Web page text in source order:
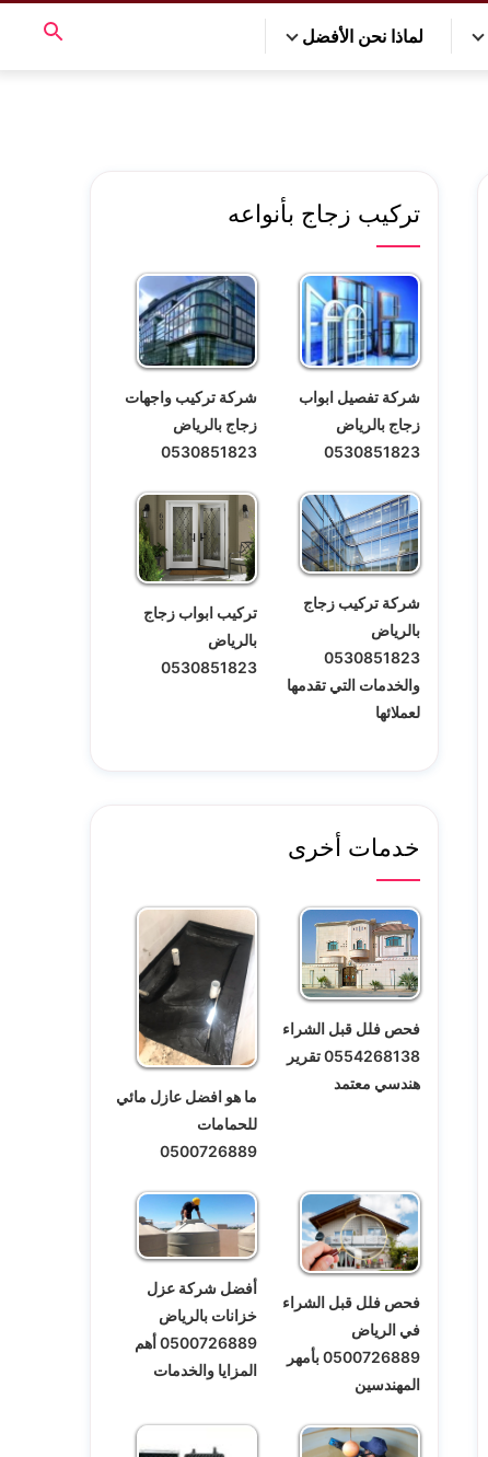
لماذا نحن الأفضل
تركيب زجاج بأنواعه
شركة تفصيل ابواب
زجاج بالرياض
0530851823
شركة تركيب واجهات
زجاج بالرياض
0530851823
شركة تركيب زجاج
بالرياض
0530851823
والخدمات التي تقدمها
لعملائها
تركيب ابواب زجاج
بالرياض
0530851823
خدمات أخرى
فحص فلل قبل الشراء
0554268138 تقرير
هندسي معتمد
ما هو افضل عازل مائي
للحمامات
0500726889
فحص فلل قبل الشراء
في الرياض
0500726889 بأمهر
المهندسين
أفضل شركة عزل
خزانات بالرياض
0500726889 أهم
المزايا والخدمات